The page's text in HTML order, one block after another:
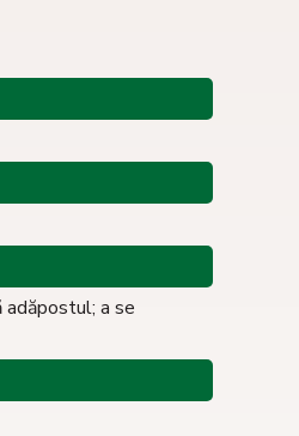
adăpostul; a se